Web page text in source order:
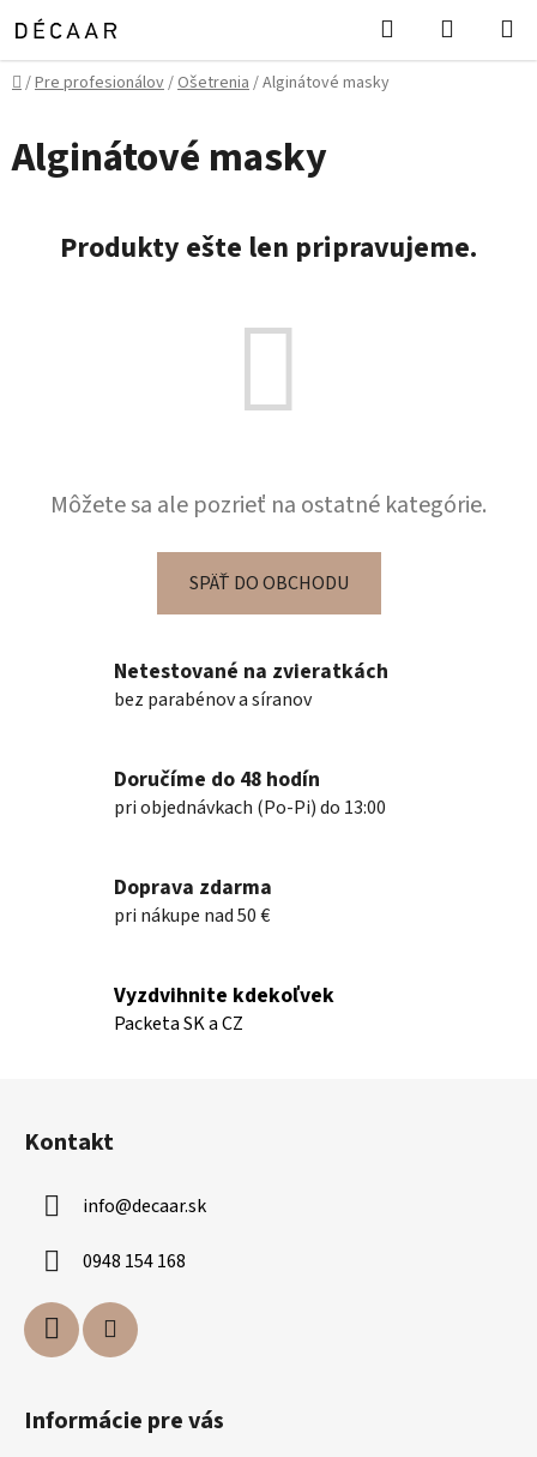
Prejsť
na
obsah
Hľadať
KOŠÍK
Domov
/Pre profesionálov/Ošetrenia/Alginátové masky
Alginátové masky
Produkty ešte len pripravujeme.
Môžete sa ale pozrieť na ostatné kategórie.
SPÄŤ DO OBCHODU
Netestované na zvieratkách
bez parabénov a síranov
Doručíme do 48 hodín
pri objednávkach (Po-Pi) do 13:00
Doprava zdarma
pri nákupe nad 50 €
Vyzdvihnite kdekoľvek
Packeta SK a CZ
Kontakt
info@decaar.sk
0948 154 168
Informácie pre vás